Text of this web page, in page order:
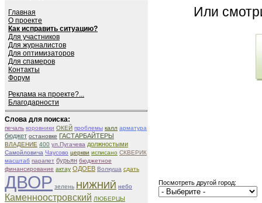
Главная
О проекте
Как исправить ситуацию?
Для участников
Для журналистов
Для оптимизаторов
Для спамеров
Контакты
Форум
Реклама на проекте?...
Благодарности
Слова для поиска:
печаль коровники ОКЕЙ проблемы калл арматура
бюджет остановке ГАСТАРБАЙТЕРЫ
ВЛАДЕНИЕ 400 ул.Пугачева должностыми
Самойловича Чаусово церкви исписано СКВЕРИК
масштаб парапет бурьян бюджетное
финансирование актау ОДОЕВ Волкуша сдать
ДВОР зелень НИЖНИЙ небо
Каменноостровский ЛЮБЕРЦЫ
Или
Посмотреть другой город: